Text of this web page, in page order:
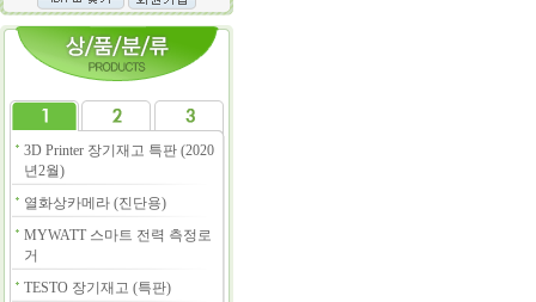
3D Printer 장기재고 특판 (2020
년2월)
열화상카메라 (진단용)
MYWATT 스마트 전력 측정로
거
TESTO 장기재고 (특판)